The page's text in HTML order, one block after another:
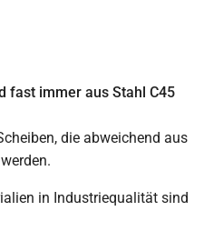
fast immer aus Stahl C45
die abweichend aus
in Industriequalität sind